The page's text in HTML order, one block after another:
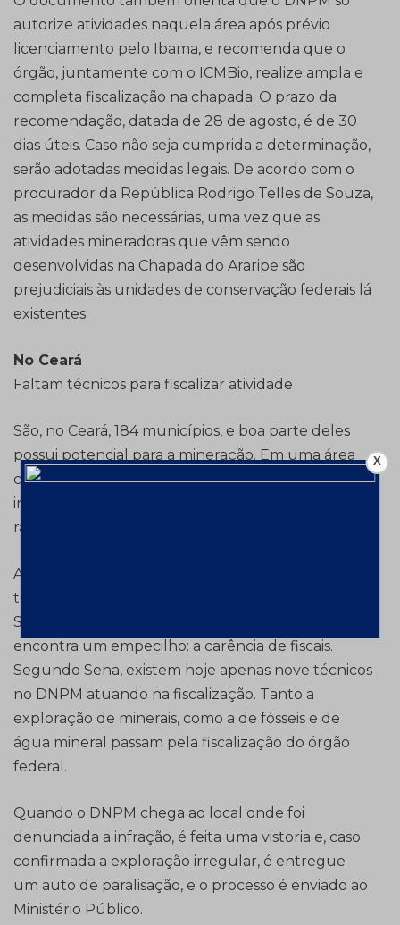
autorize atividades naquela área após prévio
licenciamento pelo Ibama, e recomenda que o
órgão, juntamente com o ICMBio, realize ampla e
completa fiscalização na chapada. O prazo da
recomendação, datada de 28 de agosto, é de 30
dias úteis. Caso não seja cumprida a determinação,
serão adotadas medidas legais. De acordo com o
procurador da República Rodrigo Telles de Souza,
as medidas são necessárias, uma vez que as
atividades mineradoras que vêm sendo
desenvolvidas na Chapada do Araripe são
prejudiciais às unidades de conservação federais lá
existentes.
No Ceará
Faltam técnicos para fiscalizar atividade
São, no Ceará, 184 municípios, e boa parte deles
possui potencial para a mineração. Em uma área
com esta vastidão, em alguns lugares as
irregularidades na exploração mineral não são
raras.
A Chapada do Araripe é uma delas, explica o
técnico do setor de Fiscalização do DNPM, Ricardo
Sena. Contudo, a resolução deste problema
encontra um empecilho: a carência de fiscais.
Segundo Sena, existem hoje apenas nove técnicos
no DNPM atuando na fiscalização. Tanto a
exploração de minerais, como a de fósseis e de
água mineral passam pela fiscalização do órgão
federal.
Quando o DNPM chega ao local onde foi
denunciada a infração, é feita uma vistoria e, caso
confirmada a exploração irregular, é entregue
um auto de paralisação, e o processo é enviado ao
Ministério Público.
X